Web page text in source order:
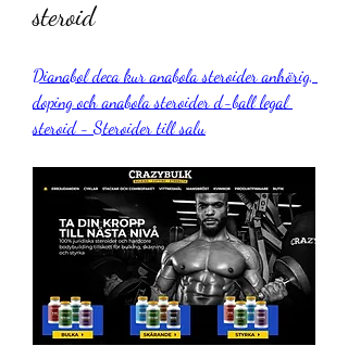
steroid
Dianabol deca kur anabola steroider anhörig,
doping och anabola steroider d-ball legal
steroid - Steroider till salu